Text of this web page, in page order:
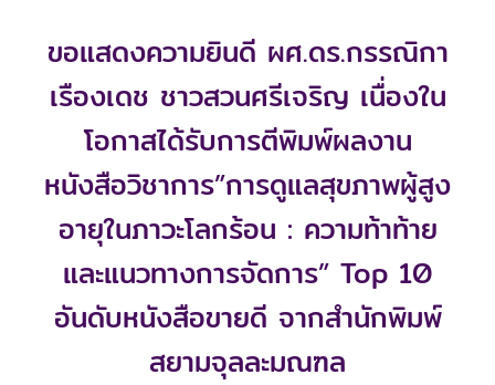
ขอแสดงความยินดี ผศ.ดร.กรรณิกา
เรืองเดช ชาวสวนศรีเจริญ เนื่องใน
โอกาสได้รับการตีพิมพ์ผลงาน
หนังสือวิชาการ”การดูแลสุขภาพผู้สูง
อายุในภาวะโลกร้อน : ความท้าท้าย
และแนวทางการจัดการ” Top 10
อันดับหนังสือขายดี จากสำนักพิมพ์
สยามจุลละมณฑล